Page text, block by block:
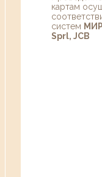
картам
систем
Sprl, JCB